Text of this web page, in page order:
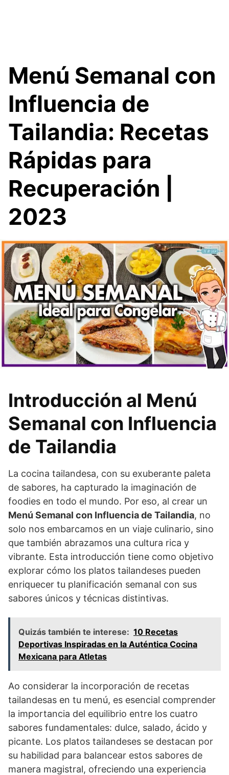
Menú Semanal con
Influencia de
Tailandia: Recetas
Rápidas para
Recuperación |
2023
Introducción al Menú
Semanal con Influencia
de Tailandia
La cocina tailandesa, con su exuberante paleta
de sabores, ha capturado la imaginación de
foodies en todo el mundo. Por eso, al crear un
Menú Semanal con Influencia de Tailandia, no
solo nos embarcamos en un viaje culinario, sino
que también abrazamos una cultura rica y
vibrante. Esta introducción tiene como objetivo
explorar cómo los platos tailandeses pueden
enriquecer tu planificación semanal con sus
sabores únicos y técnicas distintivas.
Quizás también te interese: 10 Recetas
Deportivas Inspiradas en la Auténtica Cocina
Mexicana para Atletas
Ao considerar la incorporación de recetas
tailandesas en tu menú, es esencial comprender
la importancia del equilibrio entre los cuatro
sabores fundamentales: dulce, salado, ácido y
picante. Los platos tailandeses se destacan por
su habilidad para balancear estos sabores de
manera magistral, ofreciendo una experiencia